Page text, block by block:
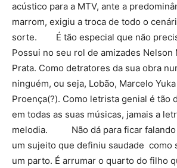
acústico para a MTV, ante a
marrom, exigiu a troca de todo o
sorte. É tão especial que não
Possui no seu rol de amizades Nelson
Prata. Como detratores da sua obra
ninguém, ou seja, Lobão, Marcelo
Proença(?). Como letrista genial é tão
em todas as suas músicas, jamais a
melodia. Não dá para ficar falando
um sujeito que definiu saudade como
um parto. É arrumar o quarto do filho